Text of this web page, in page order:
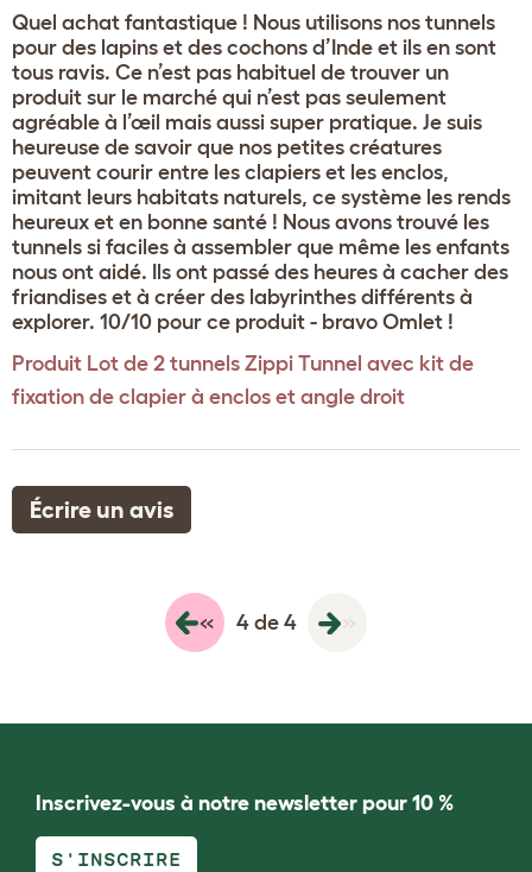
Quel achat fantastique ! Nous utilisons nos tunnels
pour des lapins et des cochons d’Inde et ils en sont
tous ravis. Ce n’est pas habituel de trouver un
produit sur le marché qui n’est pas seulement
agréable à l’œil mais aussi super pratique. Je suis
heureuse de savoir que nos petites créatures
peuvent courir entre les clapiers et les enclos,
imitant leurs habitats naturels, ce système les rends
heureux et en bonne santé ! Nous avons trouvé les
tunnels si faciles à assembler que même les enfants
nous ont aidé. Ils ont passé des heures à cacher des
friandises et à créer des labyrinthes différents à
explorer. 10/10 pour ce produit - bravo Omlet !
Produit Lot de 2 tunnels Zippi Tunnel avec kit de
fixation de clapier à enclos et angle droit
Écrire un avis
« 4 de 4 »
Inscrivez-vous à notre newsletter pour 10 %
S'INSCRIRE